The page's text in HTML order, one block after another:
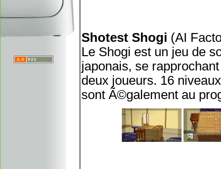
Shotest Shogi (AI
Le Shogi est un jeu de
japonais, se
deux joueurs. 16
sont Ã©galement au